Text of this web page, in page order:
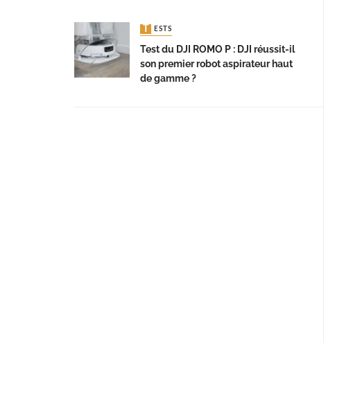
TESTS
Test du DJI ROMO P : DJI réussit-il
son premier robot aspirateur haut
de gamme ?